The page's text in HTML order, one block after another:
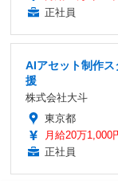
正社員
AIアセット制作
援
株式会社大斗
東京都
月給20万1,000
正社員